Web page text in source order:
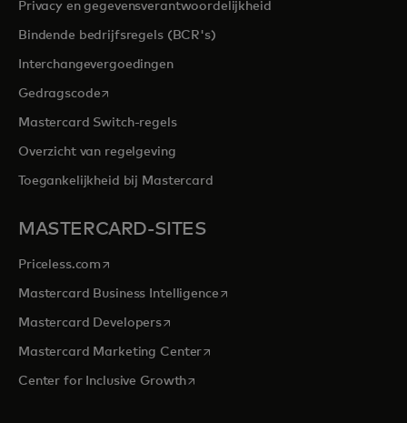
Privacy en gegevensverantwoordelijkheid
Bindende bedrijfsregels (BCR's)
Interchangevergoedingen
Gedragscodeopens in a new tab
Mastercard Switch-regels
Overzicht van regelgeving
Toegankelijkheid bij Mastercard
MASTERCARD-SITES
Priceless.com opens in a new tab
Mastercard Business Intelligenceopens in a new tab
Mastercard Developersopens in a new tab
Mastercard Marketing Centeropens in a new tab
Center for Inclusive Growthopens in a new tab